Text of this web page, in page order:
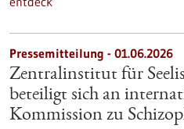
Pressemitteilung - 01.06.2026
Zentralinstitut für
beteiligt sich an
Kommission zu